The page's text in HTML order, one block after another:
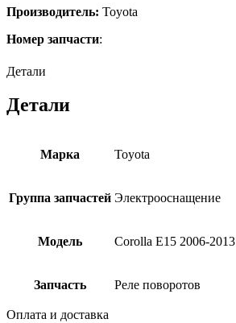
Производитель: Toyota
Номер запчасти:
Детали
Детали
Марка Toyota
Группа запчастей Электрооснащение
Модель Corolla E15 2006-2013
Запчасть Реле поворотов
Оплата и доставка